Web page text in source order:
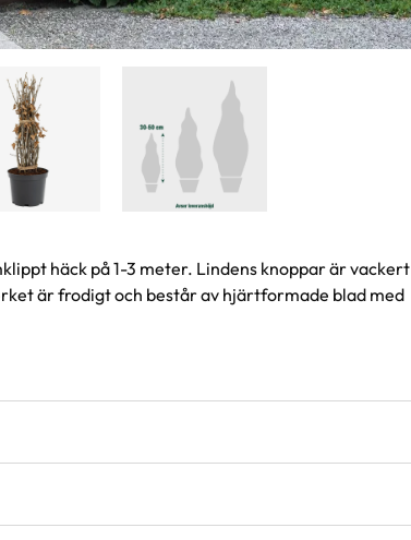
häck på 1-3 meter. Lindens knoppar är vackert
är frodigt och består av hjärtformade blad med